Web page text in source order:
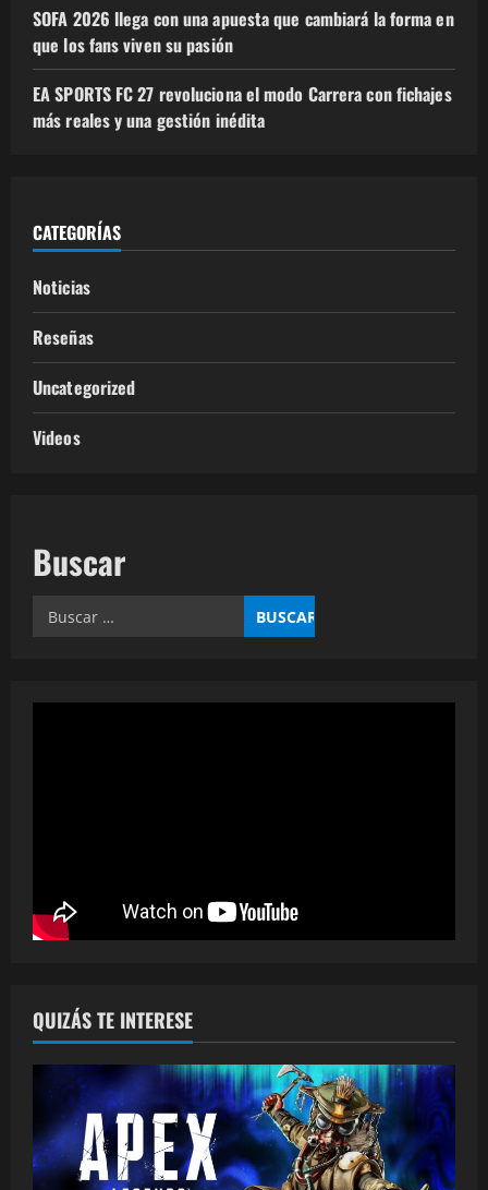
SOFA 2026 llega con una apuesta que cambiará la forma en
que los fans viven su pasión
EA SPORTS FC 27 revoluciona el modo Carrera con fichajes
más reales y una gestión inédita
CATEGORÍAS
Noticias
Reseñas
Uncategorized
Videos
Buscar
QUIZÁS TE INTERESE